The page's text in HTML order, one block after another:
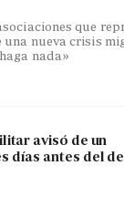
que
nueva crisis
nada»
avisó de un
días antes del de